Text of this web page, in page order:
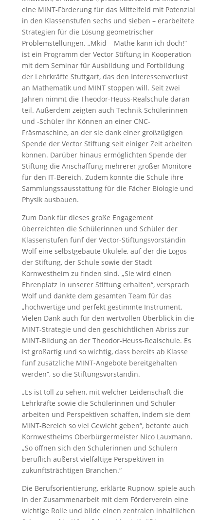
eine MINT-Förderung für das Mittelfeld mit Potenzial
in den Klassenstufen sechs und sieben – erarbeitete
Strategien für die Lösung geometrischer
Problemstellungen. „Mkid – Mathe kann ich doch!“
ist ein Programm der Vector Stiftung in Kooperation
mit dem Seminar für Ausbildung und Fortbildung
der Lehrkräfte Stuttgart, das den Interessenverlust
an Mathematik und MINT stoppen will. Seit zwei
Jahren nimmt die Theodor-Heuss-Realschule daran
teil. Außerdem zeigten auch Technik-Schülerinnen
und -Schüler ihr Können an einer CNC-
Fräsmaschine, an der sie dank einer großzügigen
Spende der Vector Stiftung seit einiger Zeit arbeiten
können. Darüber hinaus ermöglichten Spende der
Stiftung die Anschaffung mehrerer großer Monitore
für den IT-Bereich. Zudem konnte die Schule ihre
Sammlungssausstattung für die Fächer Biologie und
Physik ausbauen.
Zum Dank für dieses große Engagement
überreichten die Schülerinnen und Schüler der
Klassenstufen fünf der Vector-Stiftungsvorständin
Wolf eine selbstgebaute Ukulele, auf der die Logos
der Stiftung, der Schule sowie der Stadt
Kornwestheim zu finden sind. „Sie wird einen
Ehrenplatz in unserer Stiftung erhalten“, versprach
Wolf und dankte dem gesamten Team für das
„hochwertige und perfekt gestimmte Instrument.
Vielen Dank auch für den wertvollen Überblick in die
MINT-Strategie und den geschichtlichen Abriss zur
MINT-Bildung an der Theodor-Heuss-Realschule. Es
ist großartig und so wichtig, dass bereits ab Klasse
fünf zusätzliche MINT-Angebote bereitgehalten
werden“, so die Stiftungsvorständin.
„Es ist toll zu sehen, mit welcher Leidenschaft die
Lehrkräfte sowie die Schülerinnen und Schüler
arbeiten und Perspektiven schaffen, indem sie dem
MINT-Bereich so viel Gewicht geben“, betonte auch
Kornwestheims Oberbürgermeister Nico Lauxmann.
„So öffnen sich den Schülerinnen und Schülern
beruflich äußerst vielfältige Perspektiven in
zukunftsträchtigen Branchen.“
Die Berufsorientierung, erklärte Rupnow, spiele auch
in der Zusammenarbeit mit dem Förderverein eine
wichtige Rolle und bilde einen zentralen inhaltlichen